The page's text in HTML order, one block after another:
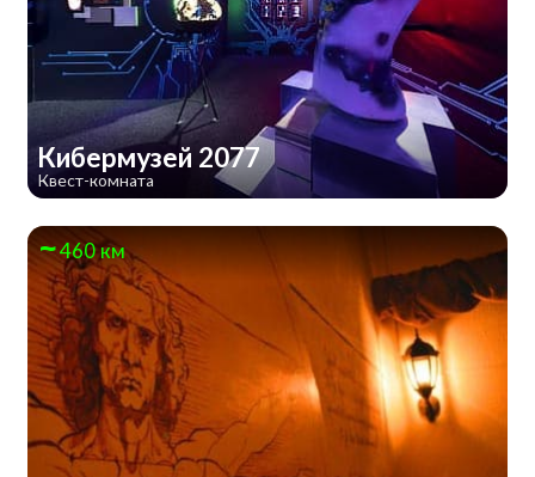
Кибермузей 2077
Квест-комната
460 км